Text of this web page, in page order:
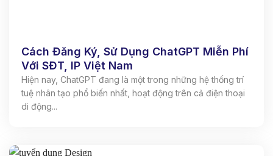
Cách Đăng Ký, Sử Dụng ChatGPT Miễn Phí
Với SĐT, IP Việt Nam
Hiện nay, ChatGPT đang là một trong những hệ thống trí
tuệ nhân tạo phổ biến nhất, hoạt động trên cả điện thoại
di động...